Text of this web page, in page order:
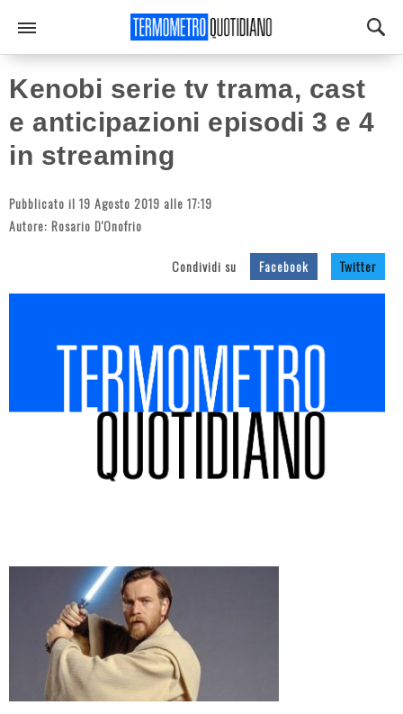
Kenobi serie tv trama, cast
e anticipazioni episodi 3 e 4
in streaming
Pubblicato il 19 Agosto 2019 alle 17:19
Autore: Rosario D'Onofrio
Condividi su Facebook Twitter